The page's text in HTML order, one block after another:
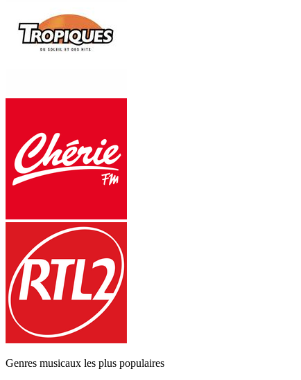
Genres musicaux les plus populaires